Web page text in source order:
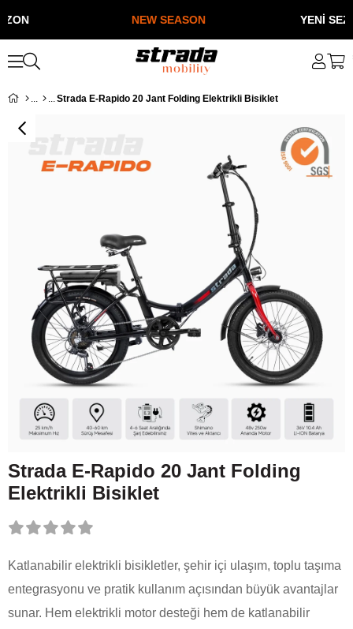
NEW SEASON YENİ SEZON
Strada E-Rapido 20 Jant Folding Elektrikli Bisiklet
Strada E-Rapido 20 Jant Folding
Elektrikli Bisiklet
Katlanabilir elektrikli bisikletler, şehir içi ulaşım, toplu taşıma
entegrasyonu ve pratik kullanım açısından büyük avantajlar
sunar. Hem elektrikli motor desteği hem de katlanabilir